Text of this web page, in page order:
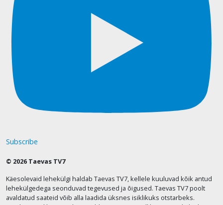
Subscribe
© 2026 Taevas TV7
Käesolevaid lehekülgi haldab Taevas TV7, kellele kuuluvad kõik antud
lehekülgedega seonduvad tegevused ja õigused. Taevas TV7 poolt
avaldatud saateid võib alla laadida üksnes isiklikuks otstarbeks.